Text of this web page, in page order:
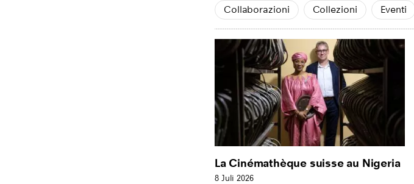
Collaborazioni Collezioni Eventi
La Cinémathèque suisse au Nigeria
8 Juli 2026